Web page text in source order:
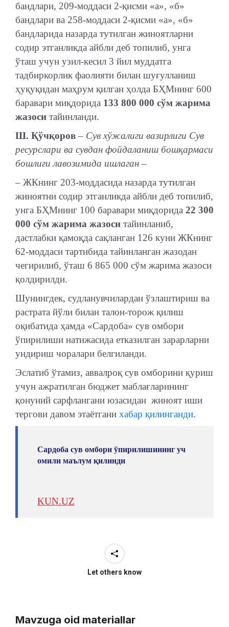
бандлари, 209-моддаси 2-қисми «а», «б»
бандлари ва 258-моддаси 2-қисми «а», «б»
бандларида назарда тутилган жиноятларни
содир этганликда айбли деб топилиб, унга
ўташ учун узил-кесил 3 йил муддатга
тадбиркорлик фаолияти билан шуғулланиш
ҳуқуқидан маҳрум қилган ҳолда БҲМнинг 600
баравари миқдорида 133 800 000 сўм жарима
жазоси тайинланди.
Ш. Қўчқоров – Сув хўжалиги вазирлиги Сув
ресурслари ва сувдан фойдаланиш бошқармаси
бошлиғи лавозимида ишлаган –
– ЖКнинг 203-моддасида назарда тутилган
жиноятни содир этганликда айбли деб топилиб,
унга БҲМнинг 100 баравари миқдорида 22 300
000 сўм жарима жазоси тайинланиб,
дастлабки қамоқда сақланган 126 куни ЖКнинг
62-моддаси тартибида тайинланган жазодан
чегирилиб, ўташ 6 865 000 сўм жарима жазоси
қолдирилди.
Шунингдек, судланувчилардан ўзлаштириш ва
растрата йўли билан талон-торож қилиш
оқибатида ҳамда «Сардоба» сув омбори
ўпирилиши натижасида етказилган зарарларни
ундириш чоралари белгиланди.
Эслатиб ўтамиз, аввалроқ сув омборини қуриш
учун ажратилган бюджет маблағларининг
қонуний сарфлангани юзасидан жиноят иши
тергови давом этаётгани хабар қилинганди.
Сардоба сув омбори ўпирилишининг уч
омили маълум қилинди
KUN.UZ
Let others know
Mavzuga oid materiallar